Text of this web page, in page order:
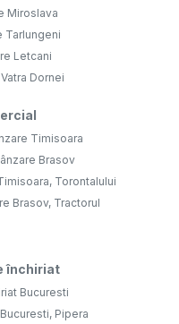
Miroslava
Tarlungeni
Letcani
Dornei
Timisoara
Brasov
Torontalului
Brasov, Tractorul
închiriat
Bucuresti
Pipera